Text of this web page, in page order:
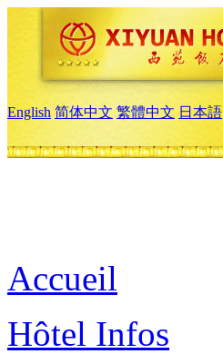
English 简体中文 繁體中文 日本語
Accueil
Hôtel Infos